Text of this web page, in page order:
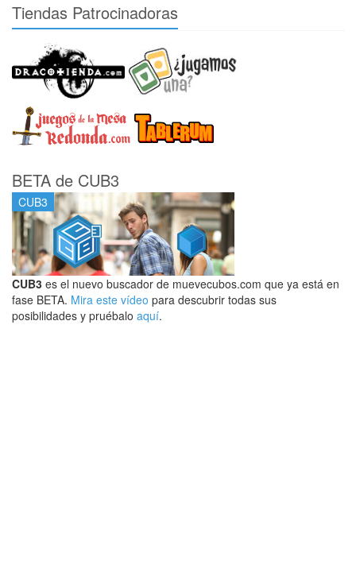
Tiendas Patrocinadoras
BETA de CUB3
CUB3
CUB3 es el nuevo buscador de muevecubos.com que ya está en
fase BETA. Mira este vídeo para descubrir todas sus
posibilidades y pruébalo aquí.